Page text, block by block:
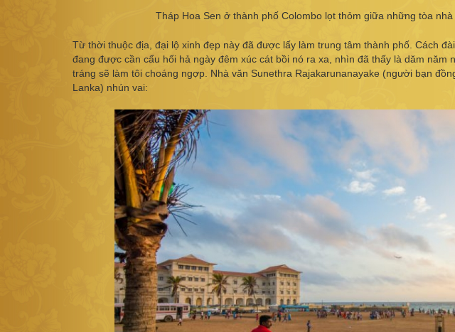
Tháp Hoa Sen ở thành phố Colombo lọt thỏm giữa những tòa
Từ thời thuộc địa, đại lộ xinh đẹp này đã được lấy làm trung tâm thành phố. Cách
đang được cần cẩu hối hả ngày đêm xúc cát bồi nó ra xa, nhìn đã thấy là dăm năm
tráng sẽ làm tôi choáng ngợp. Nhà văn Sunethra Rajakarunanayake (người bạn
Lanka) nhún vai: